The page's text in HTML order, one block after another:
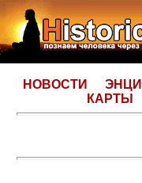
НОВОСТИ
КАРТЫ